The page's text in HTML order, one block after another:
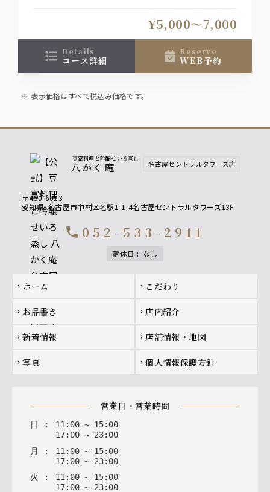
す※写真は4名盛でイメージです
（前日迄の要予約）
¥5,000〜7,000
details
コース詳細
reserve
WEB予約
表示価格はすべて税込み価格です。
豆富料理と吟醸せいろ蒸し
八かく庵 名古屋セントラルタワーズ店
〒450-6013
愛知県 名古屋市中村区名駅1-1-4名古屋セントラルタワーズ13F
call 052-533-2911
定休日 : なし
Footer navigation
chevron_right ホーム chevron_right こだわり
chevron_right お品書き chevron_right 店内紹介
chevron_right 新着情報 chevron_right 店舗情報・地図
chevron_right 写真 chevron_right 個人情報保護方針
営業日・営業時間
日 : 11: 00 ~ 15: 00
17: 00 ~ 23: 00
月
: 11 : 00 ~ 15: 00
17: 00 ~ 23: 00
火
: 11 : 00 ~ 15: 00
17: 00 ~ 23: 00